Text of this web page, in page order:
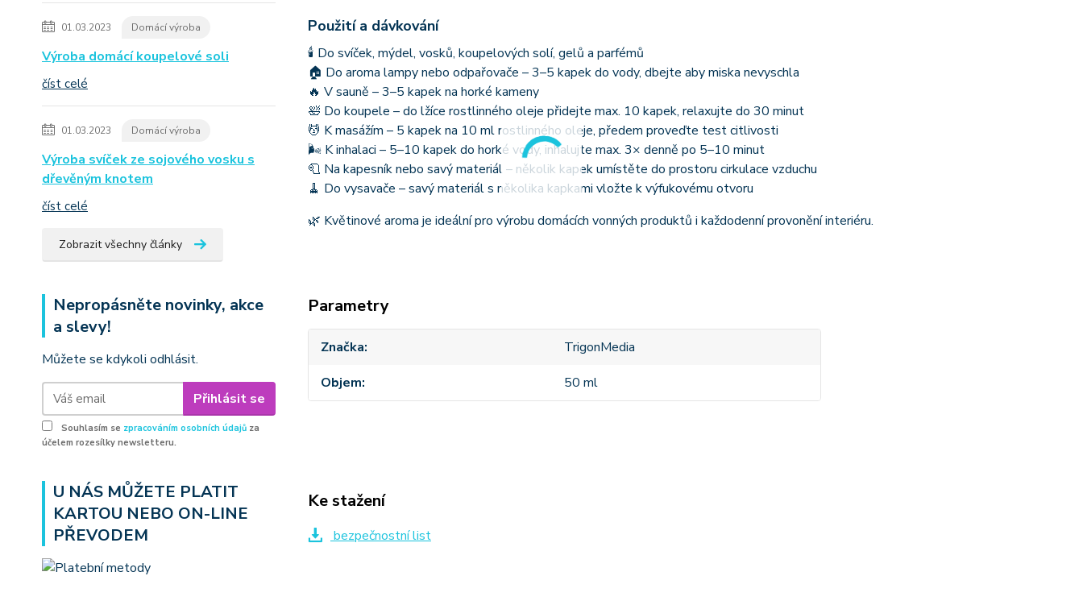
01.03.2023 Domácí výroba
Výroba domácí koupelové soli
číst celé
01.03.2023 Domácí výroba
Výroba svíček ze sojového vosku s
dřevěným knotem
číst celé
Zobrazit všechny články
Nepropásněte novinky, akce
a slevy!
Můžete se kdykoli odhlásit.
Přihlásit se
Souhlasím se zpracováním osobních údajů za
účelem rozesílky newsletteru.
U NÁS MŮŽETE PLATIT
KARTOU NEBO ON-LINE
PŘEVODEM
Použití a dávkování
🕯 Do svíček, mýdel, vosků, koupelových solí, gelů a parfémů
🏠 Do aroma lampy nebo odpařovače – 3–5 kapek do vody, dbejte aby miska nevyschla
🔥 V sauně – 3–5 kapek na horké kameny
🛀 Do koupele – do lžíce rostlinného oleje přidejte max. 10 kapek, relaxujte do 30 minut
💆 K masážím – 5 kapek na 10 ml rostlinného oleje, předem proveďte test citlivosti
🌬 K inhalaci – 5–10 kapek do horké vody, inhalujte max. 3× denně po 5–10 minut
🧻 Na kapesník nebo savý materiál – několik kapek umístěte do prostoru cirkulace vzduchu
🧹 Do vysavače – savý materiál s několika kapkami vložte k výfukovému otvoru
🌿 Květinové aroma je ideální pro výrobu domácích vonných produktů i každodenní provonění interiéru.
Parametry
Značka
TrigonMedia
Objem
50 ml
Ke stažení
bezpečnostní list